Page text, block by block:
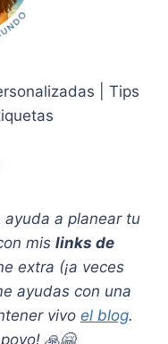
| Tips
a planear tu
mis links de
extra (¡a veces
ayudas con una
vivo el blog.
🙏🤗